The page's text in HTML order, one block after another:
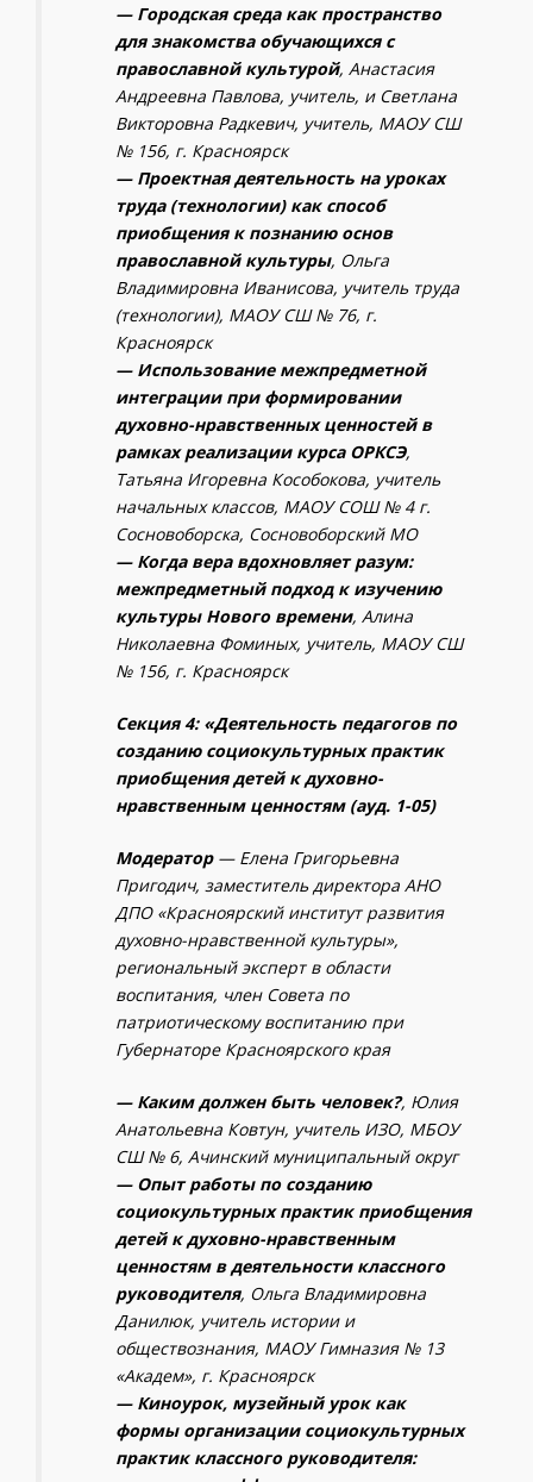
— Городская среда как пространство
для знакомства обучающихся с
православной культурой, Анастасия
Андреевна Павлова, учитель, и Светлана
Викторовна Радкевич, учитель, МАОУ СШ
№ 156, г. Красноярск
— Проектная деятельность на уроках
труда (технологии) как способ
приобщения к познанию основ
православной культуры, Ольга
Владимировна Иванисова, учитель труда
(технологии), МАОУ СШ № 76, г.
Красноярск
— Использование межпредметной
интеграции при формировании
духовно-нравственных ценностей в
рамках реализации курса ОРКСЭ,
Татьяна Игоревна Кособокова, учитель
начальных классов, МАОУ СОШ № 4 г.
Сосновоборска, Сосновоборский МО
— Когда вера вдохновляет разум:
межпредметный подход к изучению
культуры Нового времени, Алина
Николаевна Фоминых, учитель, МАОУ СШ
№ 156, г. Красноярск
Секция 4: «Деятельность педагогов по
созданию социокультурных практик
приобщения детей к духовно-
нравственным ценностям (ауд. 1-05)
Модератор— Елена Григорьевна
Пригодич, заместитель директора АНО
ДПО «Красноярский институт развития
духовно-нравственной культуры»,
региональный эксперт в области
воспитания, член Совета по
патриотическому воспитанию при
Губернаторе Красноярского края
— Каким должен быть человек?, Юлия
Анатольевна Ковтун, учитель ИЗО, МБОУ
СШ № 6, Ачинский муниципальный округ
— Опыт работы по созданию
социокультурных практик приобщения
детей к духовно-нравственным
ценностям в деятельности классного
руководителя, Ольга Владимировна
Данилюк, учитель истории и
обществознания, МАОУ Гимназия № 13
«Академ», г. Красноярск
— Киноурок, музейный урок как
формы организации социокультурных
практик классного руководителя: